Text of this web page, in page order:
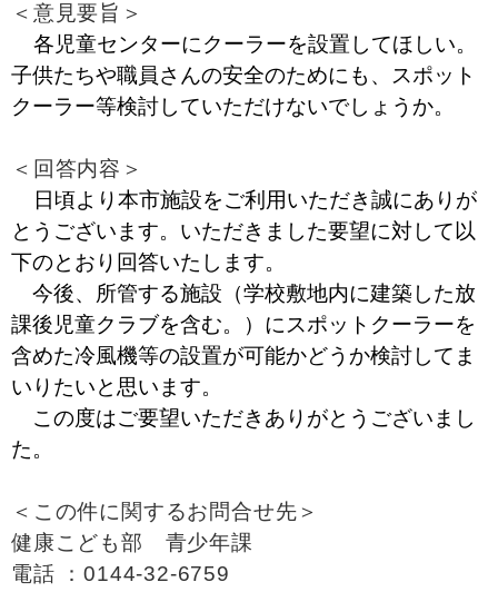
＜意見要旨＞
各児童センターにクーラーを設置してほしい。
子供たちや職員さんの安全のためにも、スポット
クーラー等検討していただけないでしょうか。
＜回答内容＞
日頃より本市施設をご利用いただき誠にありが
とうございます。いただきました要望に対して以
下のとおり回答いたします。
今後、所管する施設（学校敷地内に建築した放
課後児童クラブを含む。）にスポットクーラーを
含めた冷風機等の設置が可能かどうか検討してま
いりたいと思います。
この度はご要望いただきありがとうございまし
た。
＜この件に関するお問合せ先＞
健康こども部 青少年課
電話 ：0144-32-6759